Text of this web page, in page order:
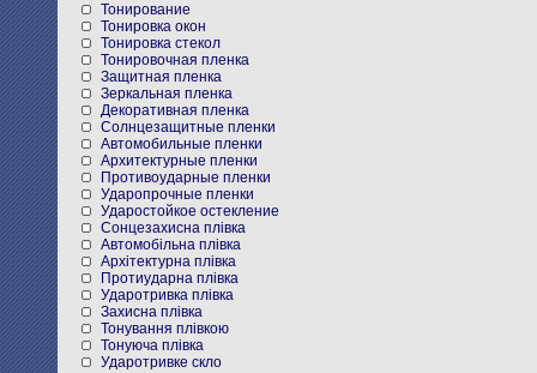
Тонирование
Тонировка окон
Тонировка стекол
Тонировочная пленка
Защитная пленка
Зеркальная пленка
Декоративная пленка
Солнцезащитные пленки
Автомобильные пленки
Архитектурные пленки
Противоударные пленки
Ударопрочные пленки
Ударостойкое остекление
Cонцезахисна плівка
Автомобільна плівка
Архітектурна плівка
Протиударна плівка
Ударотривка плівка
Захисна плівка
Тонування плівкою
Тонуюча плівка
Ударотривке скло